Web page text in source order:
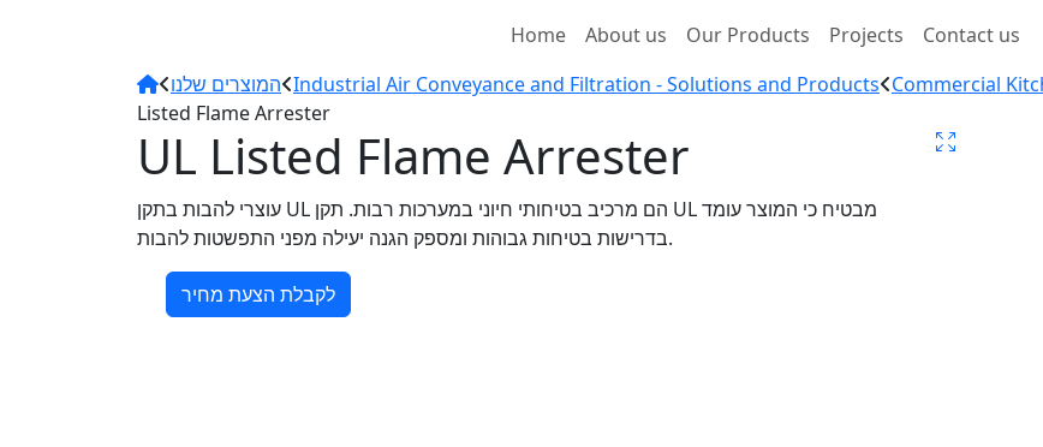
Home About us Our Products Projects Contact us
המוצרים שלנו Industrial Air Conveyance and Filtration - Solutions and Products Commercial
Listed Flame Arrester
UL Listed Flame Arrester
עוצרי להבות בתקן UL הם מרכיב בטיחותי חיוני במערכות רבות. תקן UL מבטיח כי המוצר עומד
בדרישות בטיחות גבוהות ומספק הגנה יעילה מפני התפשטות להבות.
לקבלת הצעת מחיר